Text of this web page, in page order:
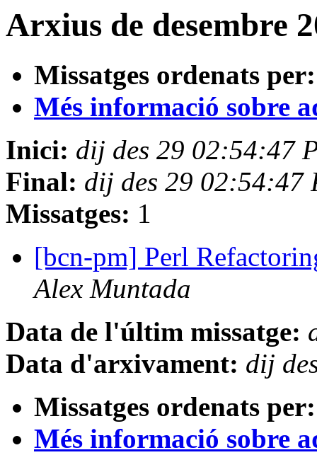
Arxius de desembre
Missatges ordenats per:
Més informació sobre
Inici: dij des 29 02:54:47
Final: dij des 29 02:54:47
Missatges: 1
[bcn-pm] Perl
Alex Muntada
Data de l'últim missatge:
Data d'arxivament: dij
Missatges ordenats per:
Més informació sobre